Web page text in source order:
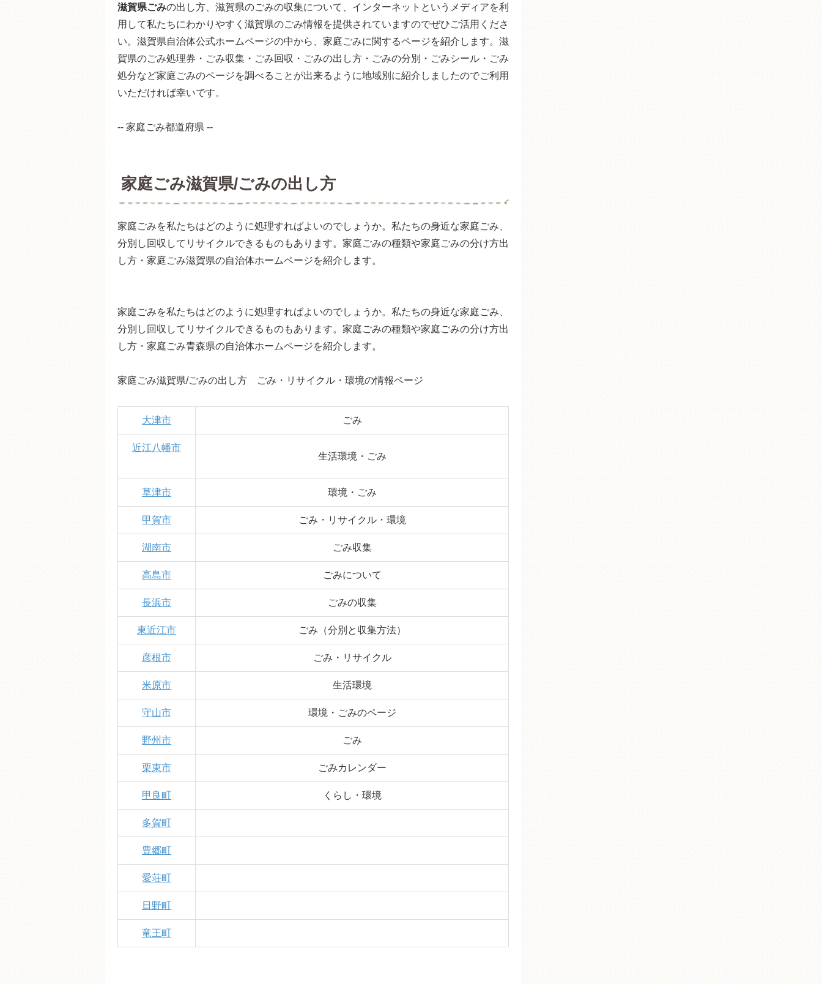
滋賀県ごみの出し方、滋賀県のごみの収集について、インターネットというメディアを利
用して私たちにわかりやすく滋賀県のごみ情報を提供されていますのでぜひご活用くださ
い。滋賀県自治体公式ホームページの中から、家庭ごみに関するページを紹介します。滋
賀県のごみ処理券・ごみ収集・ごみ回収・ごみの出し方・ごみの分別・ごみシール・ごみ
処分など家庭ごみのページを調べることが出来るように地域別に紹介しましたのでご利用
いただければ幸いです。
-- 家庭ごみ都道府県 --
家庭ごみ滋賀県/ごみの出し方
家庭ごみを私たちはどのように処理すればよいのでしょうか。私たちの身近な家庭ごみ、
分別し回収してリサイクルできるものもあります。家庭ごみの種類や家庭ごみの分け方出
し方・家庭ごみ滋賀県の自治体ホームページを紹介します。
家庭ごみを私たちはどのように処理すればよいのでしょうか。私たちの身近な家庭ごみ、
分別し回収してリサイクルできるものもあります。家庭ごみの種類や家庭ごみの分け方出
し方・家庭ごみ青森県の自治体ホームページを紹介します。
家庭ごみ滋賀県/ごみの出し方 ごみ・リサイクル・環境の情報ページ
大津市 ごみ
近江八幡市
生活環境・ごみ
草津市 環境・ごみ
甲賀市 ごみ・リサイクル・環境
湖南市 ごみ収集
高島市 ごみについて
長浜市 ごみの収集
東近江市 ごみ（分別と収集方法）
彦根市 ごみ・リサイクル
米原市 生活環境
守山市 環境・ごみのページ
野州市 ごみ
栗東市 ごみカレンダー
甲良町 くらし・環境
多賀町
豊郷町
愛荘町
日野町
竜王町